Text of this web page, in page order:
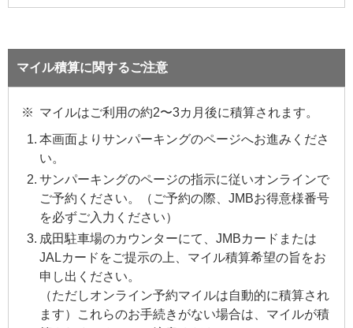
マイル積算に関するご注意
マイルはご利用の約2〜3カ月後に積算されます。
本画面よりサンパーキングのページへお進みくださ
い。
サンパーキングのページの指示に従いオンラインで
ご予約ください。（ご予約の際、JMBお得意様番号
を必ずご入力ください）
成田駐車場のカウンターにて、JMBカードまたは
JALカードをご提示の上、マイル積算希望の旨をお
申し出ください。
（ただしオンライン予約マイルは自動的に積算され
ます）これらのお手続きがない場合は、マイルが積